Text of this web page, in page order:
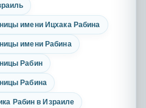
имени Ицхака Рабина
имени Рабина
Рабин
Рабина
Рабин в Израиле